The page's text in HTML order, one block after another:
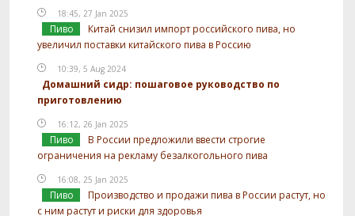
18:45, 27 Jan 2025
Пиво
Китай снизил импорт российского пива, но
увеличил поставки китайского пива в Россию
10:39, 5 Aug 2024
Домашний сидр: пошаговое руководство по
приготовлению
16:12, 26 Jan 2025
Пиво
В России предложили ввести строгие
ограничения на рекламу безалкогольного пива
16:08, 25 Jan 2025
Пиво
Производство и продажи пива в России растут, но
с ним растут и риски для здоровья